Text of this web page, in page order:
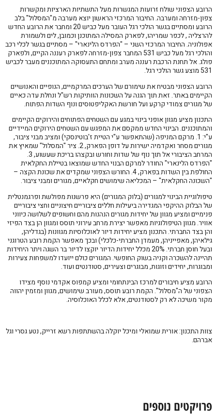
הרובע הצפוני שולח זרועות המגשרות מעל התשתיות הארציות ומקשרות
צפון-מזרחה ומערבה. החיבור המרכזי הראשון יוצא מערבה מ"המסלול" בלב
הרובע ומסתיים בגשר הולכי רגל העובר מעל כביש 20 ומחבר את הרובע החדש
להרצליה , לכפר שמריהו, לפארק המסילה המתוכנן וכמובן, לים ולשמורת
אפולוניה. החיבור המרכזי השני – "הפרדס הלינארי" – מסתיים בגשר לכלי רכב
והולכי רגל מעל כביש 531 המחבר צפון-מזרחה לפארק רעננה הקיים, ולפארק
פולג. אל תחנת הרכבת רעננה מערב ומתחם התעסוקה המתוכננים מעבר לכביש
531 מוצע גשר הולכי רגל.
הרובע הצפוני מבטיח את שימורם של הערכים המרקמיים, הנופיים והאנושיים
הקיימים באתר. זאת תוך הגנה על השכונות הוותיקות רש"ל ונחלת עדה כאיים
של מגורים צמודי קרקע ועל חורשת האקליפטוסים ונוף השדות הפתוח.
התכנון מציע מגוון אופני בינוי במגע עם השטחים הפתוחים והירוקים הקיימים
והמתוכננים. הבינוי החדש ממקסם את המפגש עם השטחים הירוקים המיידיים
ע"י: 1. מרקם המניפה (שהתאפשר ע"י הטיית ז'בוטינסקי) ומציב מבני ציבור,
מגורים מסחר ואקדמיה ישירות על דופן הפארק, 2. ציר "המסלול" שמאיץ את
המרחב הציבורי אל תוך נוף של שדות וחורש ובקצהו בריכת שעשוע, 3.
"הפרדס הלינארי" החודר למרקם הבנוי החדש שמוצאו בטיילת החקלאית
החולפת בין השדות בפארק, 4. החורש הצפוני שמקדים את שכונת הקצה –
"השכונה החקלאית" – המכליאה שימושים חקלאיים, מגורים ומבני ציבור.
טיפולוגיית הבינוי למגורים (בלוק המגורים) היא פרשנות מפולשת ופרגמנטלית
של הבלוק ההיקפי המגדירה ביעילות חללים ציבוריים חיצוניים וחצי ציבוריים
פנימיים ומציע מגוון של יחידות מגורים הנהנות מהם וחשופים לשלושה כיווני
אוויר. מגוון הטיפולוגיות מאפשר יצירת מרחב עירוני תוסס ומגוון הן בצד הפיזי
והן בצד החברתי. התכנון מציע יחידות דיור לאוכלוסיות מגוונות (בגדליהן,
גילאיהן, מאפייניהן, מעמדן החברתי-כלכלי) ובכך מאפשר הקמת רובע הטרוגני
ובעל חוסן חברתי. 20% מכלל יחידות הדיור יוקצו לדיור בר השגה ויתר היחידות
תהיינה להשכרה וקניה בשוק החופשי. המגורים כולם ייועדו למשפחות צעירות
ומבוגרות, יחידים וזוגות, מבוגרים וצעירים, סטודנטים ועוד.
הרובע מציע חיבורים למרכז הבינתחומי ומציע קמפוס אקדמי נוסף מצידו
הצפוני של ה"מסלול". הקמת רובע תוסס, מעורב שימושים, מגוון ומזמין יהווה
מקור משיכה לא רק לסטודנטים, אלא לכלל האוכלוסיה.
צוות התכנון: אורית שמואלי ומיכל יוקלה בהשתתפות רשא זרייק, נטע גסרי וגל
אברהם.
פרויקטים נוספים